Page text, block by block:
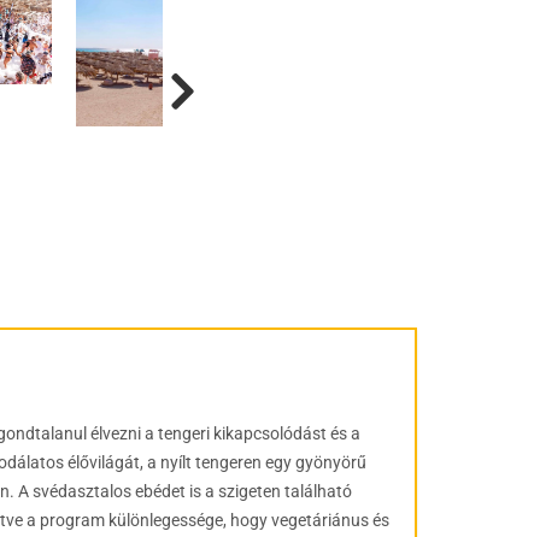
élvezni a tengeri kikapcsolódást és a
élővilágát, a nyílt tengeren egy gyönyörű
A svédasztalos ebédet is a szigeten található
a program különlegessége, hogy vegetáriánus és